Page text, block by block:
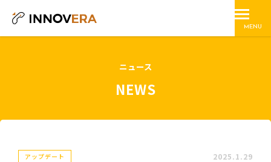
MENU
ニュース
NEWS
アップデート 2025.1.29